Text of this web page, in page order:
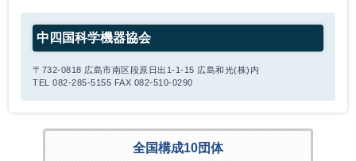
中四国科学機器協会
〒732-0818 広島市南区段原日出1-1-15 広島和光(株)内
TEL 082-285-5155 FAX 082-510-0290
全国構成10団体